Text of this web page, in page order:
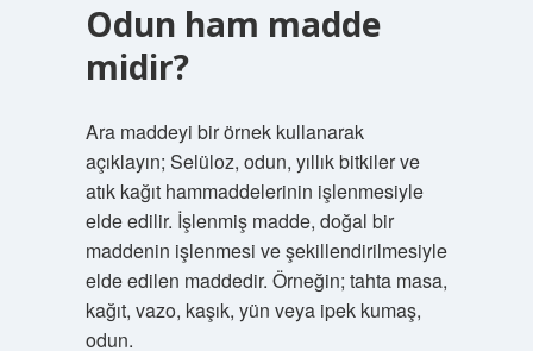
Odun ham madde
midir?
Ara maddeyi bir örnek kullanarak
açıklayın; Selüloz, odun, yıllık bitkiler ve
atık kağıt hammaddelerinin işlenmesiyle
elde edilir. İşlenmiş madde, doğal bir
maddenin işlenmesi ve şekillendirilmesiyle
elde edilen maddedir. Örneğin; tahta masa,
kağıt, vazo, kaşık, yün veya ipek kumaş,
odun.